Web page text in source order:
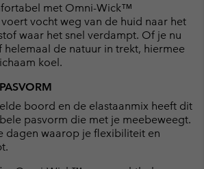
met Omni-Wick™
vocht weg van de huid naar het
waar het snel verdampt. Of je nu
helemaal de natuur in trekt, hiermee
koel.
boord en de elastaanmix heeft dit
pasvorm die met je meebeweegt.
dagen waarop je flexibiliteit en